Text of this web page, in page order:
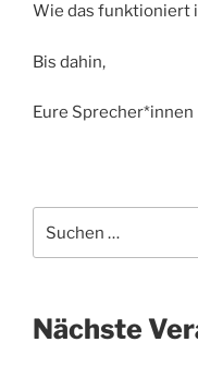
Wie das funktioniert
Bis dahin,
Eure Sprecher*innen
nach:
Nächste